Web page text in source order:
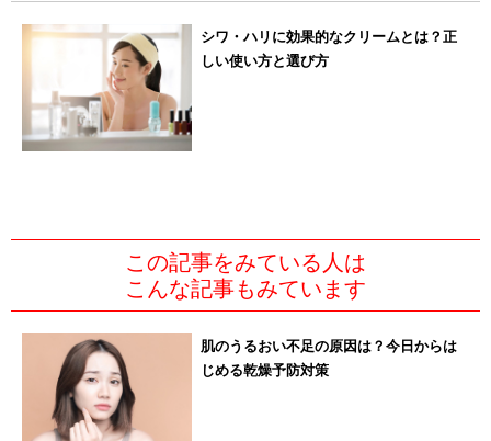
シワ・ハリに効果的なクリームとは？正
しい使い方と選び方
この記事をみている人は
こんな記事もみています
肌のうるおい不足の原因は？今日からは
じめる乾燥予防対策